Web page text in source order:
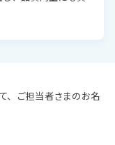
、ご担当者さまのお名